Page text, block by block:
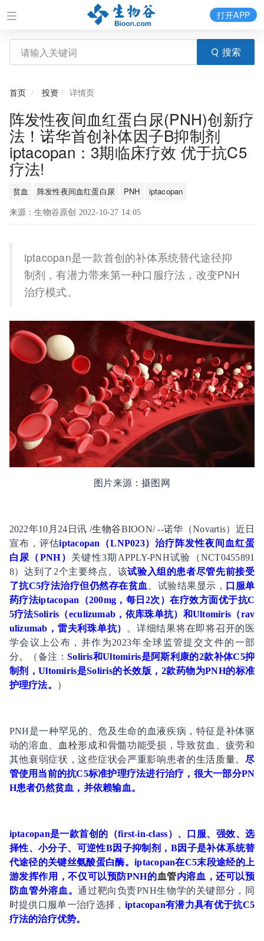
搜索
打开APP
首页 投资 详情页
阵发性夜间血红蛋白尿(PNH)创新疗
法！诺华首创补体因子B抑制剂
iptacopan：3期临床疗效 优于抗C5
疗法!
贫血 阵发性夜间血红蛋白尿 PNH iptacopan
来源：生物谷原创 2022-10-27 14:05
iptacopan是一款首创的补体系统替代途径抑
制剂，有潜力带来第一种口服疗法，改变PNH
治疗模式。
图片来源：摄图网
2022年10月24日讯 /生物谷BIOON/ --诺华（Novartis）近日
宣布，评估iptacopan（LNP023）治疗阵发性夜间血红蛋
白尿（PNH） 关键性3期APPLY-PNH试验（NCT0455891
8）达到了2个主要终点。该试验入组的患者尽管先前接受
了抗C5疗法治疗但仍然存在贫血。试验结果显示， 口服单
药疗法iptacopan（200mg，每日2次）在疗效方面优于抗C
5疗法Soliris（eculizumab，依库珠单抗）和Ultomiris（rav
ulizumab，雷夫利珠单抗） 。详细结果将在即将召开的医
学会议上公布，并作为2023年全球监管提交文件的一部
分。（备注：Soliris和Ultomiris是阿斯利康的2款补体C5抑
制剂，Ultomiris是Soliris的长效版，2款药物为PNH的标准
护理疗法。
）
PNH是一种罕见的、危及生命的血液疾病，特征是补体驱
动的溶血、
血栓形成和骨髓功能受损，导致贫血、疲劳和
其他衰弱症状，这些症状会严重影响患者的生活质量。尽
管使用当前的抗C5标准护理疗法进行治疗，很大一部分PN
H患者仍然贫血，并依赖输血。
iptacopan是一款首创的（first-in-class）、口服、强效、选
择性、小分子、可逆性B因子抑制剂，B因子是补体系统替
代途径的关键丝氨酸蛋白酶。iptacopan在C5末段途经的上
游发挥作用，不仅可以预防PNH的血管内溶血，还可以预
防血管外溶血。通过靶向负责PNH生物学的关键部分，同
时提供口服单一治疗选择， iptacopan有潜力具有优于抗C5
疗法的治疗优势。